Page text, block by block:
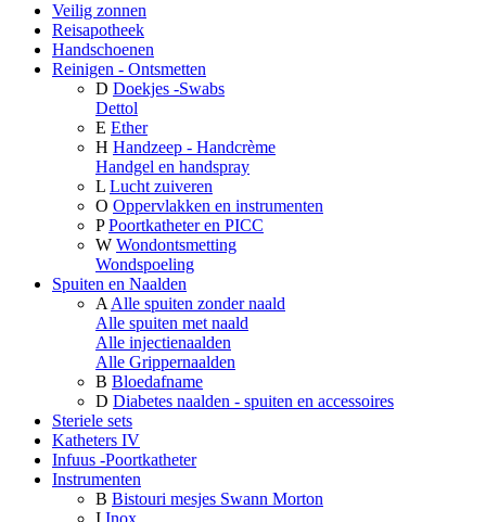
Veilig zonnen
Reisapotheek
Handschoenen
Reinigen - Ontsmetten
D Doekjes -Swabs
Dettol
E Ether
H Handzeep - Handcrème
Handgel en handspray
L Lucht zuiveren
O Oppervlakken en instrumenten
P Poortkatheter en PICC
W Wondontsmetting
Wondspoeling
Spuiten en Naalden
A Alle spuiten zonder naald
Alle spuiten met naald
Alle injectienaalden
Alle Grippernaalden
B Bloedafname
D Diabetes naalden - spuiten en accessoires
Steriele sets
Katheters IV
Infuus -Poortkatheter
Instrumenten
B Bistouri mesjes Swann Morton